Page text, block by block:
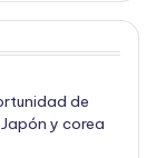
de
y corea